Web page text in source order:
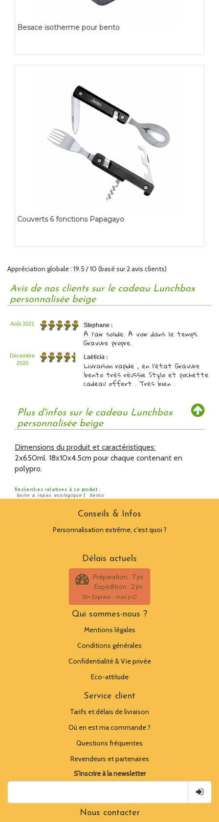
Besace isotherme pour bento
Couverts 6 fonctions Papagayo
Appréciation globale : 19.5 /10 (basé sur2 avis clients)
Avis de nos clients sur le cadeau Lunchbox
personnalisée beige
Août 2021 Stephane :
A l'air solide. A voir dans le temps.
Gravure propre.
Décembre
2020
Laëticia :
Livraison rapide , en l'état Gravure
bento très réussie Stylo et pochette
cadeau offert . Très bien .
Plus d'infos sur le cadeau Lunchbox
personnalisée beige
Dimensions du produit et caractéristiques:
2x650ml. 18x10x4.5cm pour chaque contenant en
polypro.
Recherches relatives à ce produit :
boite a repas ecologique bento
Conseils & Infos
Personnalisation extrême, c'est quoi ?
Délais actuels
Préparation : 7 jrs
Expédition : 2 jrs
(En Express : max J+2)
Qui sommes-nous ?
Mentions légales
Conditions générales
Confidentialité & Vie privée
Eco-attitude
Service client
Tarifs et délais de livraison
Où en est ma commande ?
Questions fréquentes
Revendeurs et partenaires
S'inscrire à la newsletter
Nous contacter